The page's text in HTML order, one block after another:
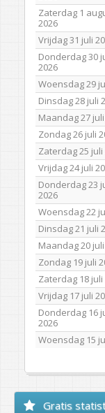
Zaterdag 1
2026
Vrijdag 31 juli
Donderdag 30
2026
Woensdag 29
Dinsdag 28 juli
Maandag 27
Zondag 26 juli
Zaterdag 25 juli
Vrijdag 24 juli
Donderdag 23
2026
Woensdag 22
Dinsdag 21 juli
Maandag 20
Zondag 19 juli
Zaterdag 18 juli
Vrijdag 17 juli
Donderdag 16
2026
Woensdag 15
Gratis